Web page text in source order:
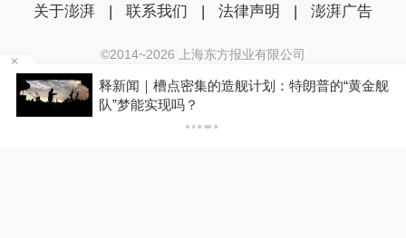
释新闻｜槽点密集的造舰计划：特朗普的“黄金舰
队”梦能实现吗？
关于澎湃 | 联系我们 | 法律声明 | 澎湃广告
©2014~2026 上海东方报业有限公司
沪ICP证：沪B2-20170116 | 沪ICP备14003370号
互联网新闻信息服务许可证：31120170006
沪公网安备 31010602000299号